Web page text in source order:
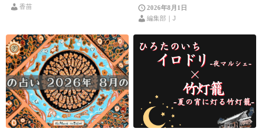
香苗
2026年8月1日
編集部｜J